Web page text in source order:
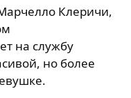
Клеричи,
на службу
но более